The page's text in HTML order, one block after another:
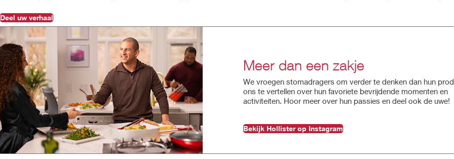
Deel uw verhaal
Meer dan een zakje
We vroegen stomadragers om verder te denken dan hun
ons te vertellen over hun favoriete bevrijdende momenten en
activiteiten. Hoor meer over hun passies en deel ook de uwe!
Bekijk Hollister op Instagram